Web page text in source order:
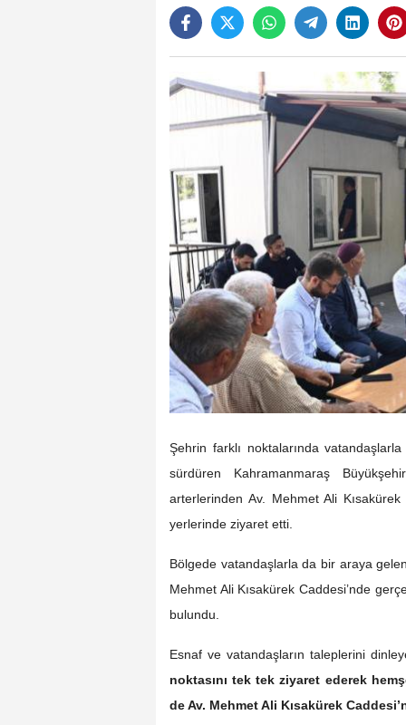
Şehrin farklı noktalarında
sürdüren Kahramanmaraş
arterlerinden Av. Mehmet Ali
yerlerinde ziyaret etti.
Bölgede vatandaşlarla da bir araya
Mehmet Ali Kısakürek Caddesi’nde
bulundu.
Esnaf ve vatandaşların taleplerini
noktasını tek tek ziyaret ederek
de Av. Mehmet Ali Kısakürek